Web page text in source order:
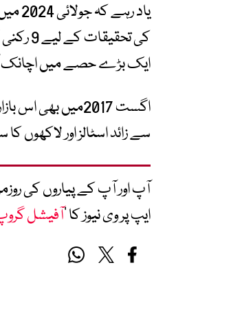
یاد
ایک بڑے حصے میں اچانک آگ لگنے سے 100 کے قریب
سے زائد اسٹالز اور لاکھوں
آپ اور آپ کے پیاروں کی
ایپ پر وی نیوز کا ’آفیشل